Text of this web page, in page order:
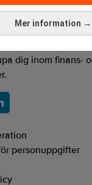
Mer information →
och
dig inom finans-
personuppgifter